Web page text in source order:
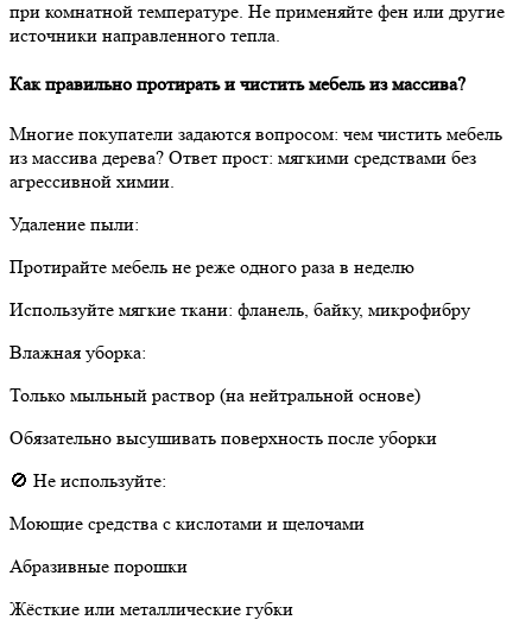
при комнатной температуре. Не применяйте фен или другие
источники направленного тепла.
Как правильно протирать и чистить мебель из массива?
Многие покупатели задаются вопросом: чем чистить мебель
из массива дерева? Ответ прост: мягкими средствами без
агрессивной химии.
Удаление пыли:
Протирайте мебель не реже одного раза в неделю
Используйте мягкие ткани: фланель, байку, микрофибру
Влажная уборка:
Только мыльный раствор (на нейтральной основе)
Обязательно высушивать поверхность после уборки
🚫 Не используйте:
Моющие средства с кислотами и щелочами
Абразивные порошки
Жёсткие или металлические губки